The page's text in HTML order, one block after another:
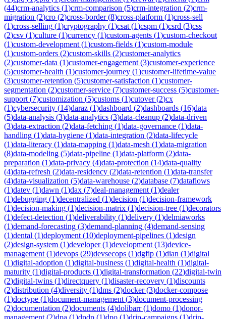
(44)crm-analytics (1)crm-comparison (5)crm-integration (2)crm-
migration (2)cro (2)cross-border(8)cross-platform (1)cross-sell
(1)cross-selling (1)cryptography (1)csat (1)cspm (1)csrd (3)css
(2)csv (1)culture (1)currency (1)custom-agents (1)custom-checkout
(1)custom-development (1)custom-fields (1)custom-module
(1)custom-orders (2)custom-skills (2)customer-analytics
(2)customer-data (1)customer-engagement (3)customer-experience
(5)customer-health (1)customer-journey (1)customer-lifetime-value
(3)customer-retention (5)customer-satisfaction (1)customer-
segmentation (2)customer-service (7)customer-success (5)customer-
support (7)customization (5)customs (1)cutover(2)cx
(1)cybersecurity (14)daraz (1)dashboard (2)dashboards (16)data
(5)data-analysis (3)data-analytics (3)data-cleanup (2)data-driven
(3)data-extraction (2)data-fetching (1)data-governance (1)data-
handling (1)data-hygiene (1)data-integration (2)data-lifecycle
(1)data-literacy (1)data-mapping (1)data-mesh (1)data-migration
(8)data-modeling (5)data-pipeline (1)data-platform (2)data-
preparation (1)data-privacy (4)data-protection (14)data-quality
(4)data-refresh (2)data-residency (2)data-retention (1)data-transfer
(4)data-visualization (5)data-warehouse (2)database (7)dataflows
(1)datev (1)dawn (1)dax (7)deal-management (1)dealer
(1)debugging (1)decentralized (1)decision (1)decision-framework
(1)decision-making (1)decision-matrix (1)decision-tree (1)decorators
(1)defect-detection (1)deliverability (1)delivery (1)delmiaworks
(1)demand-forecasting (3)demand-planning (4)demand-sensing
(1)dental (1)deployment (10)deployment-pipelines (1)design
(2)design-system (1)developer(1)development (13)device-
management (1)devops (29)devsecops (1)dgfip (1)dian (1)digital
(1)digital-adoption (1)digital-business (1)digital-health (1)digital-
maturity (1)digital-products (1)digital-transformation (22)digital-twin
(2)digital-twins (1)directquery (1)disaster-recovery (1)discounts
(2)distribution (4)diversity (1)dms (2)docker(3)docker-compose
(1)doctype (1)document-management (3)document-processing
(2)documentation (2)documents (4)dolibarr(1)domo (1)donor-
management (2)dpa (1)dpdp (1)dpo (1)drip-campaigns (1)drip-